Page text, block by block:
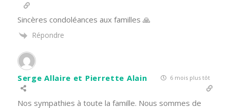
Sincères condoléances aux familles 🙏
Répondre
Serge Allaire et Pierrette Alain 6 mois plus tôt
Nos sympathies à toute la famille. Nous sommes de